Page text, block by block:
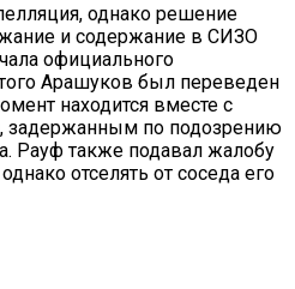
однако решение
и содержание в СИЗО
официального
Арашуков был переведен
находится вместе с
задержанным по подозрению
Рауф также подавал жалобу
отселять от соседа его